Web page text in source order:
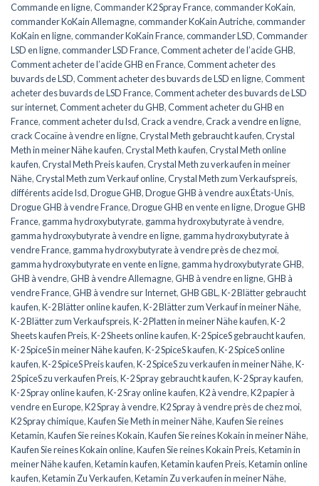
Commande en ligne,Commander K2 Spray France,commander KoKain,
commander KoKain Allemagne,commander KoKain Autriche,commander
KoKain en ligne,commander KoKain France,commander LSD,Commander
LSD en ligne,commander LSD France,Comment acheter de l’acide GHB,
Comment acheter de l’acide GHB en France,Comment acheter des
buvards de LSD,Comment acheter des buvards de LSD en ligne,Comment
acheter des buvards de LSD France,Comment acheter des buvards de LSD
sur internet,Comment acheter du GHB,Comment acheter du GHB en
France,comment acheter du lsd,Crack a vendre,Crack a vendre en ligne,
crack Cocaïne à vendre en ligne,Crystal Meth gebraucht kaufen,Crystal
Meth in meiner Nähe kaufen,Crystal Meth kaufen,Crystal Meth online
kaufen,Crystal Meth Preis kaufen,Crystal Meth zu verkaufen in meiner
Nähe,Crystal Meth zum Verkauf online,Crystal Meth zum Verkaufspreis,
différents acide lsd,Drogue GHB,Drogue GHB à vendre aux États-Unis,
Drogue GHB à vendre France,Drogue GHB en vente en ligne,Drogue GHB
France, gamma hydroxybutyrate, gamma hydroxybutyrate à vendre,
gamma hydroxybutyrate à vendre en ligne, gamma hydroxybutyrate à
vendre France, gamma hydroxybutyrate à vendre près de chez moi,
gamma hydroxybutyrate en vente en ligne, gamma hydroxybutyrate GHB,
GHB à vendre,GHB à vendre Allemagne,GHB à vendre en ligne,GHB à
vendre France,GHB à vendre sur Internet,GHB GBL,K-2 Blätter gebraucht
kaufen,K-2 Blätter online kaufen,K-2 Blätter zum Verkauf in meiner Nähe,
K-2 Blätter zum Verkaufspreis,K-2 Platten in meiner Nähe kaufen,K-2
Sheets kaufen Preis,K-2 Sheets online kaufen,K-2 SpiceS gebraucht kaufen,
K-2 SpiceS in meiner Nähe kaufen,K-2 SpiceS kaufen,K-2 SpiceS online
kaufen,K-2 SpiceS Preis kaufen,K-2 SpiceS zu verkaufen in meiner Nähe,K-
2 SpiceS zu verkaufen Preis,K-2 Spray gebraucht kaufen,K-2 Spray kaufen,
K-2 Spray online kaufen,K-2 Sray online kaufen,K2 à vendre,K2 papier à
vendre en Europe,K2 Spray à vendre,K2 Spray à vendre près de chez moi,
K2 Spray chimique,Kaufen Sie Meth in meiner Nähe,Kaufen Sie reines
Ketamin,Kaufen Sie reines Kokain,Kaufen Sie reines Kokain in meiner Nähe,
Kaufen Sie reines Kokain online,Kaufen Sie reines Kokain Preis,Ketamin in
meiner Nähe kaufen,Ketamin kaufen,Ketamin kaufen Preis,Ketamin online
kaufen,Ketamin Zu Verkaufen,Ketamin Zu verkaufen in meiner Nähe,